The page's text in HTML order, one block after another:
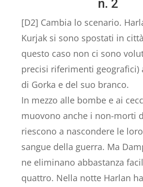
n. 2
[D2] Cambia lo scenario.
Kurjak si sono spostati in
questo caso non ci sono
precisi riferimenti geografici)
di Gorka e del suo branco.
In mezzo alle bombe e ai
muovono anche i non-morti
riescono a nascondere le
sangue della guerra. Ma
ne eliminano abbastanza
quattro. Nella notte Harlan